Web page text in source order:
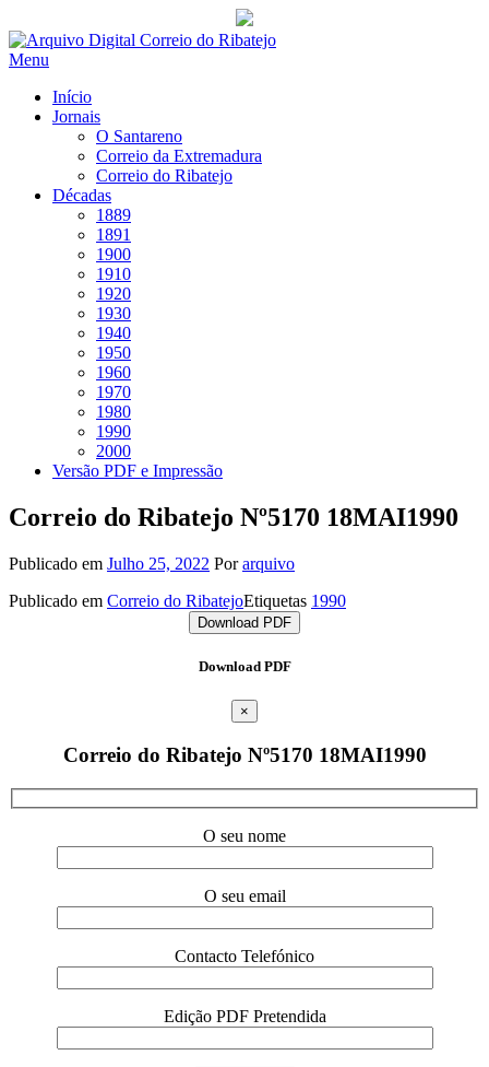
Saltar
para
Menu
Início
Jornais
O Santareno
Correio da Extremadura
Correio do Ribatejo
Décadas
1889
1891
1900
1910
1920
1930
1940
1950
1960
1970
1980
1990
2000
Versão PDF e Impressão
Correio do Ribatejo Nº5170 18MAI1990
Publicado em Julho 25, 2022 Porarquivo
Publicado em Correio do RibatejoEtiquetas 1990
Download PDF
Download PDF
×
Correio do Ribatejo Nº5170 18MAI1990
O seu nome
O seu email
Contacto Telefónico
Edição PDF Pretendida